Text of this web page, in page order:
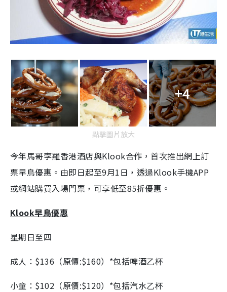
+4
點擊圖片放大
今年馬哥孛羅香港酒店與Klook合作，首次推出網上訂
票早鳥優惠。由即日起至9月1日，透過Klook手機APP
或網站購買入場門票，可享低至85折優惠。
Klook早鳥優惠
星期日至四
成人：$136（原價:$160）*包括啤酒乙杯
小童：$102（原價:$120）*包括汽水乙杯